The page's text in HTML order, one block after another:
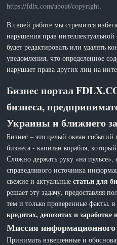
https://fdlx.com/about/copyright.
В своей работе мы стремится
нарушения прав
будет редактировать или удалять
уведомления, что определенное
нарушает права других лиц на
Бизнес портал
бизнеса,
Украины и ближнего
Бизнес – это целый океан
бизнеса - капитан корабля,
Сложно держать руку «на пульсе»,
справедливого источника
свежие и актуальныестатьи для
решает эту задачу, предоставляя
тем и только проверенные факты,
кредитах, депозитах и заработке
Миссия
Принимать взвешенные и